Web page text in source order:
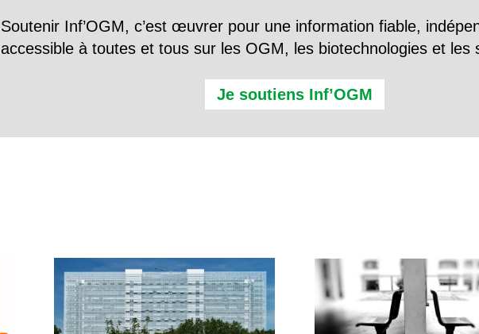
Soutenir Inf’OGM, c’est œuvrer pour une information fiable,
accessible à toutes et tous sur les OGM, les biotechnologies et les
Je soutiens Inf’OGM